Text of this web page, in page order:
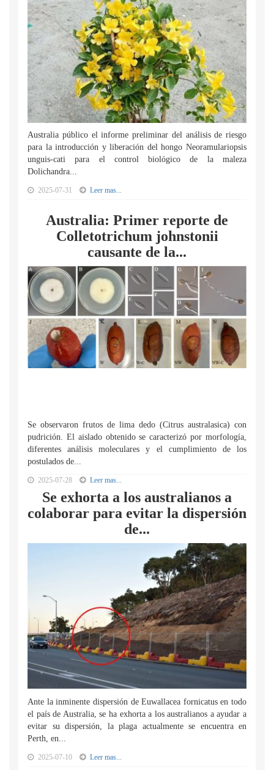
Australia público el informe preliminar del análisis de riesgo
para la introducción y liberación del hongo Neoramulariopsis
unguis-cati para el control biológico de la maleza
Dolichandra...
2025-07-31 Leer mas...
Australia: Primer reporte de
Colletotrichum johnstonii
causante de la...
Se observaron frutos de lima dedo (Citrus australasica) con
pudrición. El aislado obtenido se caracterizó por morfología,
diferentes análisis moleculares y el cumplimiento de los
postulados de...
2025-07-28 Leer mas...
Se exhorta a los australianos a
colaborar para evitar la dispersión
de...
Ante la inminente dispersión de Euwallacea fornicatus en todo
el país de Australia, se ha exhorta a los australianos a ayudar a
evitar su dispersión, la plaga actualmente se encuentra en
Perth, en...
2025-07-10 Leer mas...